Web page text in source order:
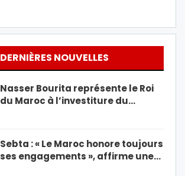
DERNIÈRES NOUVELLES
Nasser Bourita représente le Roi
du Maroc à l’investiture du…
Sebta : « Le Maroc honore toujours
ses engagements », affirme une…